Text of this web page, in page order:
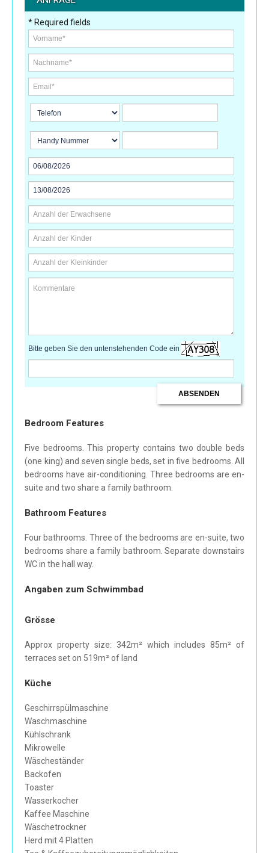
* Required fields
Bitte geben Sie den untenstehenden Code ein
Bedroom Features
Five bedrooms. This property contains two double beds
(one king) and seven single beds, set in five bedrooms. All
bedrooms have air-conditioning. Three bedrooms are en-
suite and two share a family bathroom.
Bathroom Features
Four bathrooms. Three of the bedrooms are en-suite, two
bedrooms share a family bathroom. Separate downstairs
WC in the hall way.
Angaben zum Schwimmbad
Grösse
Approx property size: 342m² which includes 85m² of
terraces set on 519m² of land
Küche
Geschirrspülmaschine
Waschmaschine
Kühlschrank
Mikrowelle
Wäscheständer
Backofen
Toaster
Wasserkocher
Kaffee Maschine
Wäschetrockner
Herd mit 4 Platten